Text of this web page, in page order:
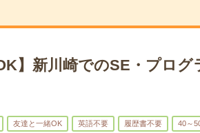
】新川崎でのSE・プログ
友達と一緒OK 英語不要 履歴書不要 40～